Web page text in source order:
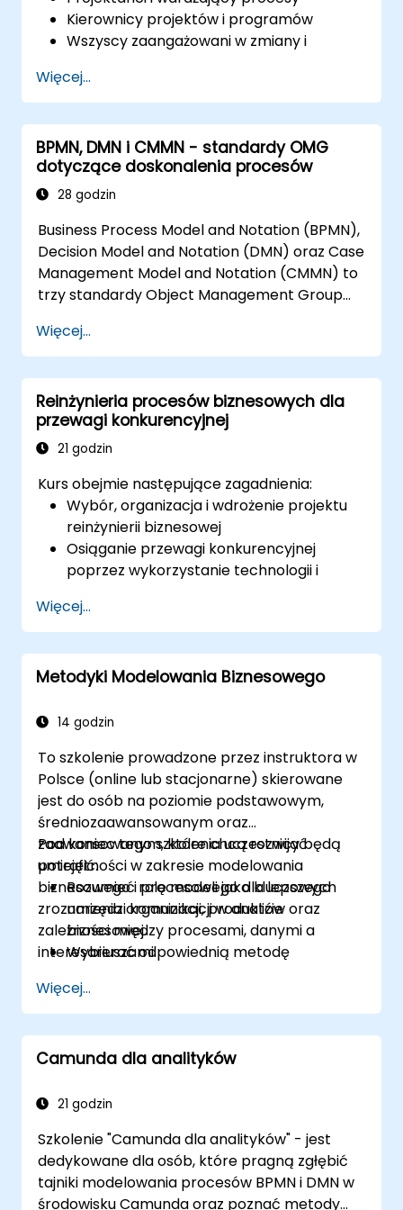
Kierownicy projektów i programów
Wszyscy zaangażowani w zmiany i
Więcej...
BPMN, DMN i CMMN - standardy OMG
dotyczące doskonalenia procesów
28 godzin
Business Process Model and Notation (BPMN),
Decision Model and Notation (DMN) oraz Case
Management Model and Notation (CMMN) to
trzy standardy Object Management Group
decyzji i przypadków. Ten kurs wprowadza w
tematykę wszystkich trzech standardów i
informuje, kiedy należy stosować każdy z nich.
Więcej...
Reinżynieria procesów biznesowych dla
przewagi konkurencyjnej
21 godzin
Kurs obejmie następujące zagadnienia:
Wybór, organizacja i wdrożenie projektu
reinżynierii biznesowej
Osiąganie przewagi konkurencyjnej
poprzez wykorzystanie technologii i
Maksymalizacja satysfakcji klienta
poprzez dostosowanie projektowania
procesów do ich potrzeb
Identyfikacja typowych objawów
Skuteczne przeprojektowanie przepływu
Zapewnienie najlepszych praktyk poprzez
zastosowanie wzorców biznesowych
Więcej...
Metodyki Modelowania Biznesowego
14 godzin
To szkolenie prowadzone przez instruktora w
Polsce (online lub stacjonarne) skierowane
jest do osób na poziomie podstawowym,
średniozaawansowanym oraz
zaawansowanym, które chcą rozwijać
umiejętności w zakresie modelowania
biznesowego i procesowego dla lepszego
zrozumienia organizacji, produktów oraz
zależności między procesami, danymi a
interesariuszami.
Pod koniec tego szkolenia uczestnicy będą
potrafić:
Rozumieć rolę modeli jako kluczowych
narzędzi komunikacji w analizie
biznesowej.
Wybierać odpowiednią metodę
Model Canvas) do konkretnych celów
biznesowych.
Rozkładać złożone procesy biznesowe na
przejrzyste diagramy.
procesami, danymi a aktorami
Oceniać poprawność i skuteczność
tworzonych modeli biznesowych.
Więcej...
Camunda dla analityków
21 godzin
Szkolenie "Camunda dla analityków" - jest
dedykowane dla osób, które pragną zgłębić
tajniki modelowania procesów BPMN i DMN w
środowisku Camunda oraz poznać metody